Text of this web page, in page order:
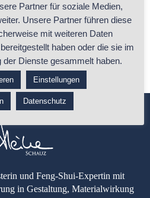
ohne dass Du es sofort benennen
und Feng-Shui-Expertin mit
in Gestaltung, Materialwirkung
Partner für soziale Medien,
Unsere Partner führen diese
mit weiteren Daten
haben oder die sie im
Dienste gesammelt haben.
Einstellungen
Datenschutz